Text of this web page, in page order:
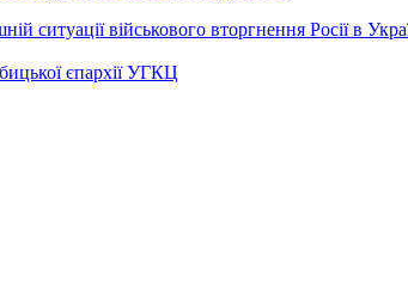
ситуації військового вторгнення Росії в
єпархії УГКЦ